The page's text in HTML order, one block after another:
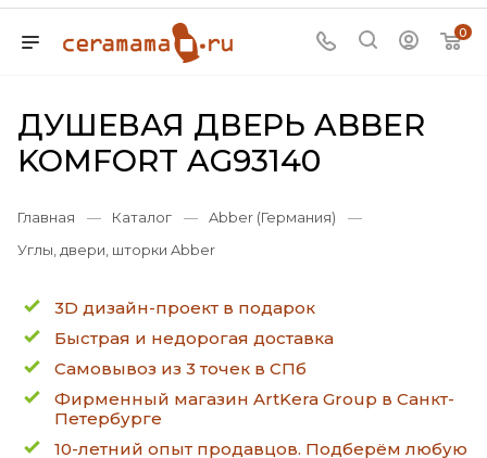
0
ДУШЕВАЯ ДВЕРЬ ABBER
KOMFORT AG93140
Главная — Каталог — Abber (Германия)
—
Углы, двери, шторки Abber
3D дизайн-проект в подарок
Быстрая и недорогая доставка
Самовывоз из 3 точек в СПб
Фирменный магазин ArtKera Group в Санкт-
Петербурге
10-летний опыт продавцов. Подберём любую